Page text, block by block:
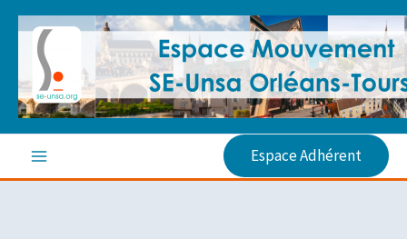
Aller
contenu
Espace Adhérent